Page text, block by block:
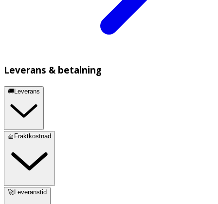
Leverans & betalning
🚚Leverans
🧺Fraktkostnad
🚀Leveranstid